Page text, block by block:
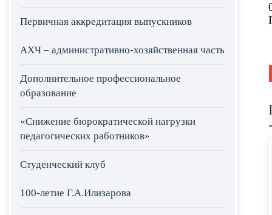
Первичная аккредитация выпускников
АХЧ – административно-хозяйственная часть
Дополнительное профессиональное
образование
«Снижение бюрократической нагрузки
педагогических работников»
Студенческий клуб
100-летие Г.А.Илизарова